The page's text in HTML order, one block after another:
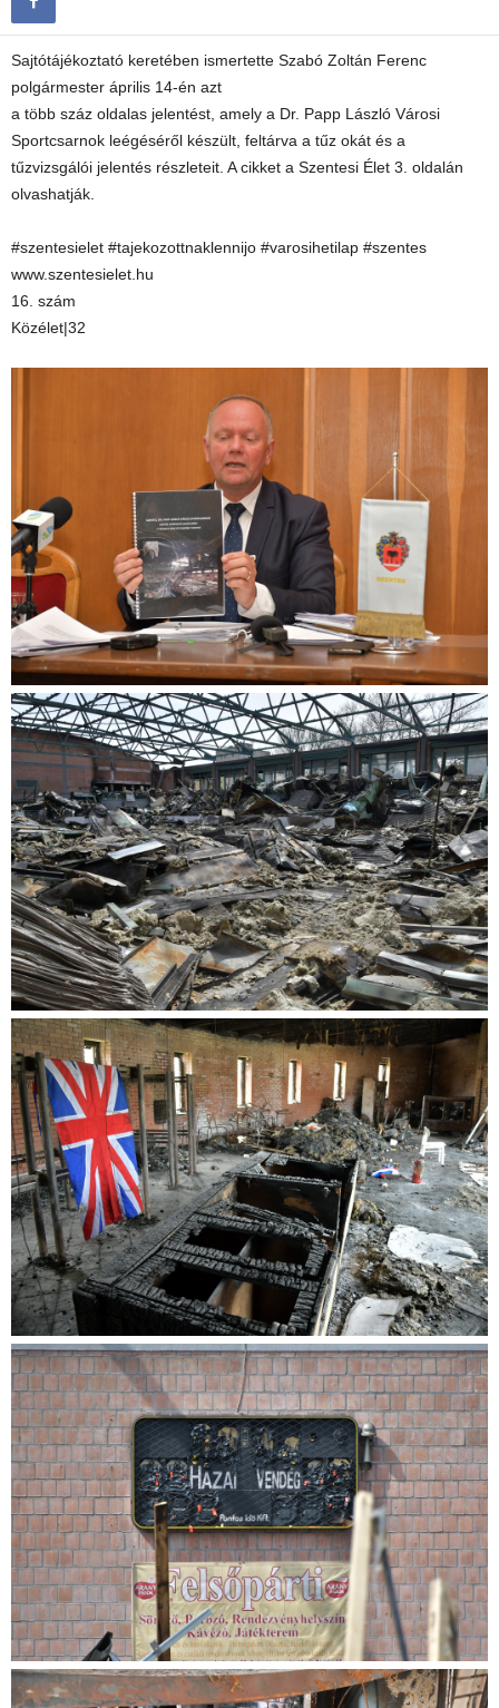
Sajtótájékoztató keretében ismertette Szabó Zoltán Ferenc
polgármester április 14-én azt
a több száz oldalas jelentést, amely a Dr. Papp László Városi
Sportcsarnok leégéséről készült, feltárva a tűz okát és a
tűzvizsgálói jelentés részleteit. A cikket a Szentesi Élet 3. oldalán
olvashatják.
#szentesielet #tajekozottnaklennijo #varosihetilap #szentes
www.szentesielet.hu
16. szám
Közélet|32